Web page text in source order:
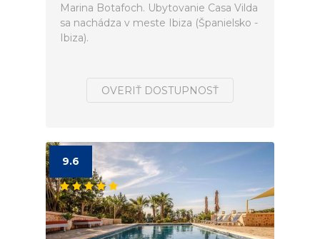
Marina Botafoch. Ubytovanie Casa Vilda
sa nachádza v meste Ibiza (Španielsko -
Ibiza).
OVERIŤ DOSTUPNOSŤ
9.6